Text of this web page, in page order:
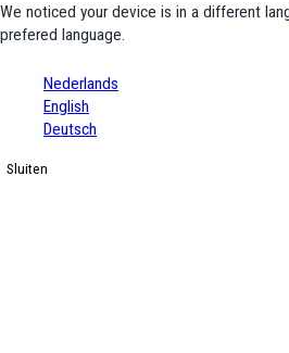
We noticed your device is in a different
prefered language.
Nederlands
English
Deutsch
Sluiten